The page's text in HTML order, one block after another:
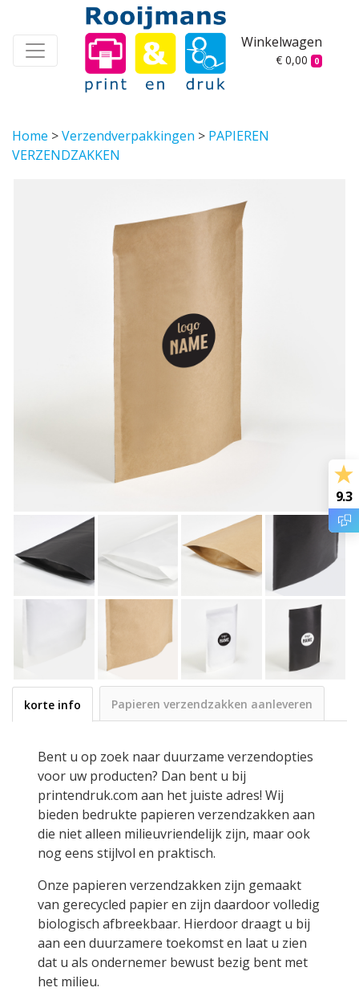
Winkelwagen
€ 0,00 0
Home >Verzendverpakkingen > PAPIEREN
VERZENDZAKKEN
korte info Papieren verzendzakken aanleveren
Bent u op zoek naar duurzame verzendopties
voor uw producten? Dan bent u bij
printendruk.com aan het juiste adres! Wij
bieden bedrukte papieren verzendzakken aan
die niet alleen milieuvriendelijk zijn, maar ook
nog eens stijlvol en praktisch.
Onze papieren verzendzakken zijn gemaakt
van gerecycled papier en zijn daardoor volledig
biologisch afbreekbaar. Hierdoor draagt u bij
aan een duurzamere toekomst en laat u zien
dat u als ondernemer bewust bezig bent met
het milieu.
9.3